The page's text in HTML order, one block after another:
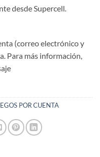
desde Supercell.
(correo electrónico y
Para más información,
POR CUENTA